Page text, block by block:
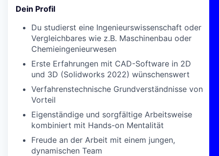
Dein Profil
Du studierst eine Ingenieurswissenschaft oder
Vergleichbares wie z.B. Maschinenbau oder
Chemieingenieurwesen
Erste Erfahrungen mit CAD-Software in 2D
und 3D (Solidworks 2022) wünschenswert
Verfahrenstechnische Grundverständnisse von
Vorteil
Eigenständige und sorgfältige Arbeitsweise
kombiniert mit Hands-on Mentalität
Freude an der Arbeit mit einem jungen,
dynamischen Team